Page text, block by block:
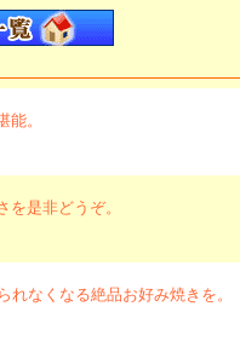
。
是非どうぞ。
なくなる絶品お好み焼きを。